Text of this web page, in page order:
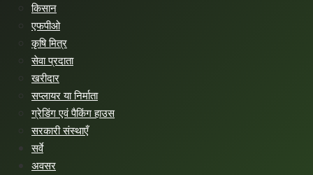
किसान
एफपीओ
कृषि मित्र
सेवा प्रदाता
खरीदार
सप्लायर या निर्माता
ग्रेडिंग एवं पैकिंग हाउस
सरकारी संस्थाएँ
सर्वे
अवसर